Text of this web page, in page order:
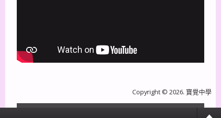
Copyright © 2026. 寶覺中學